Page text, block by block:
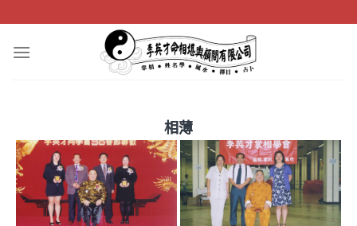
to
content
相薄